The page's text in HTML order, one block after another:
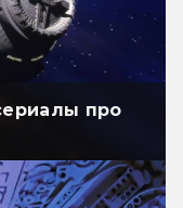
про